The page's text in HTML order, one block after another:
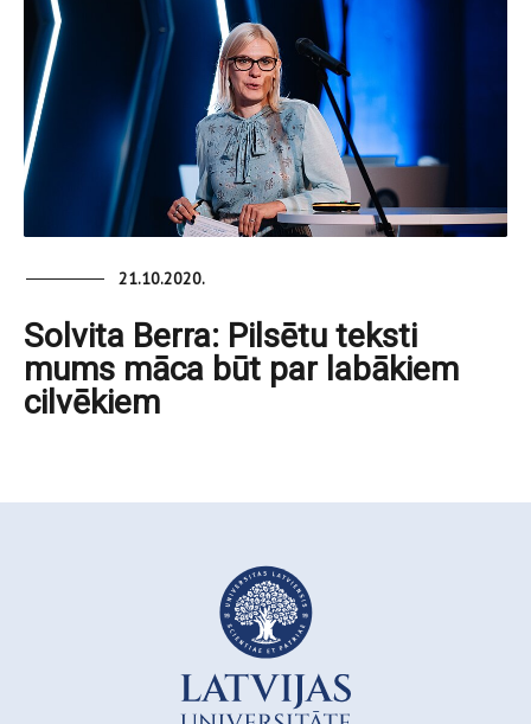
21.10.2020.
Solvita Berra: Pilsētu teksti
mums māca būt par labākiem
cilvēkiem